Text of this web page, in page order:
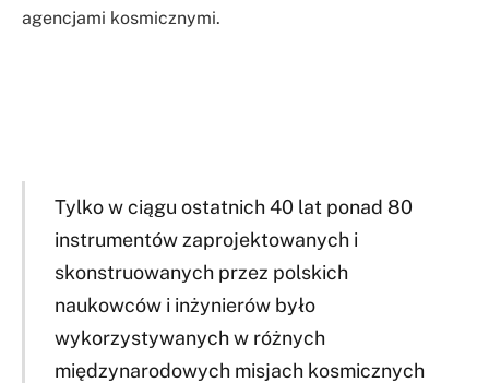
agencjami kosmicznymi.
Tylko w ciągu ostatnich 40 lat ponad 80
instrumentów zaprojektowanych i
skonstruowanych przez polskich
naukowców i inżynierów było
wykorzystywanych w różnych
międzynarodowych misjach kosmicznych